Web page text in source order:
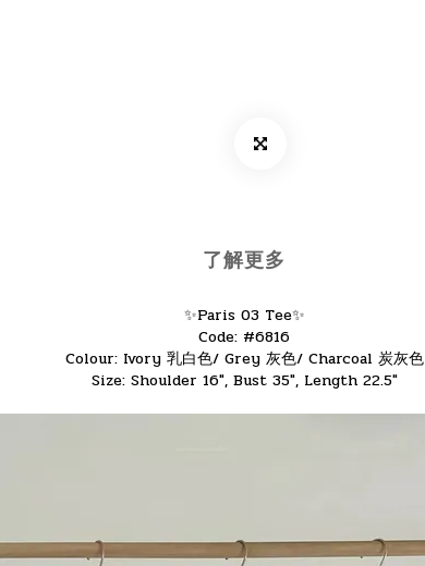
了解更多
✨Paris 03 Tee✨
Code: #6816
Colour: Ivory 乳白色/ Grey 灰色/ Charcoal 炭灰色
Size: Shoulder 16", Bust 35", Length 22.5"